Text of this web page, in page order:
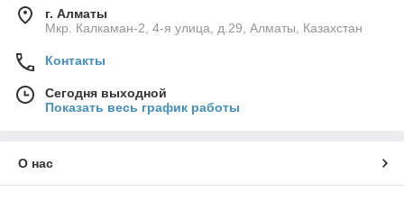
г. Алматы
Мкр. Калкаман-2, 4-я улица, д.29, Алматы, Казахстан
Контакты
Сегодня выходной
Показать весь график работы
О нас